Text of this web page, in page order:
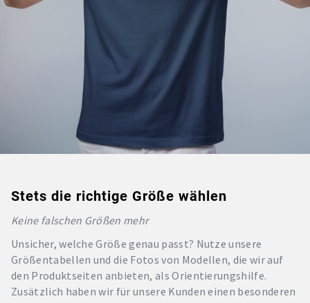
Stets die richtige Größe wählen
Keine falschen Größen mehr
Unsicher, welche Größe genau passt? Nutze unsere
Größentabellen und die Fotos von Modellen, die wir auf
den Produktseiten anbieten, als Orientierungshilfe.
Zusätzlich haben wir für unsere Kunden einen besonderen